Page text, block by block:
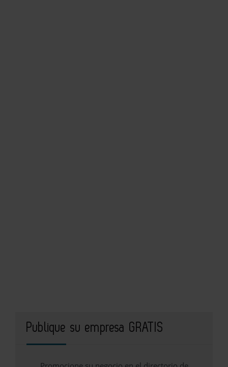
Publique su empresa GRATIS